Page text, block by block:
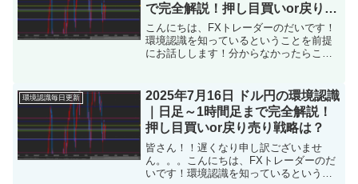
で完全解説！押し目買いor戻り売
り戦略は？
こんにちは、FXトレーダーのだいです！
環境認識を知っているということを前提
にお話しします！分からなかったらこち
した。トレード前に「目線の確認」「戦
略の立て直し」に...
環境認識毎日更新
2025年7月16日 ドル円の環境認識
｜日足～1時間足まで完全解説！
押し目買いor戻り売り戦略は？
皆さん！！遅くなり申し訳ございませ
ん。。。こんにちは、FXトレーダーのだ
いです！環境認識を知っているというこ